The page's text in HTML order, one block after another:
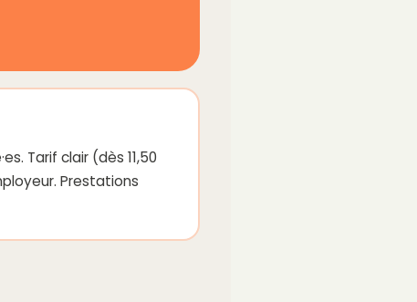
Tarif clair (dès 11,50
Prestations